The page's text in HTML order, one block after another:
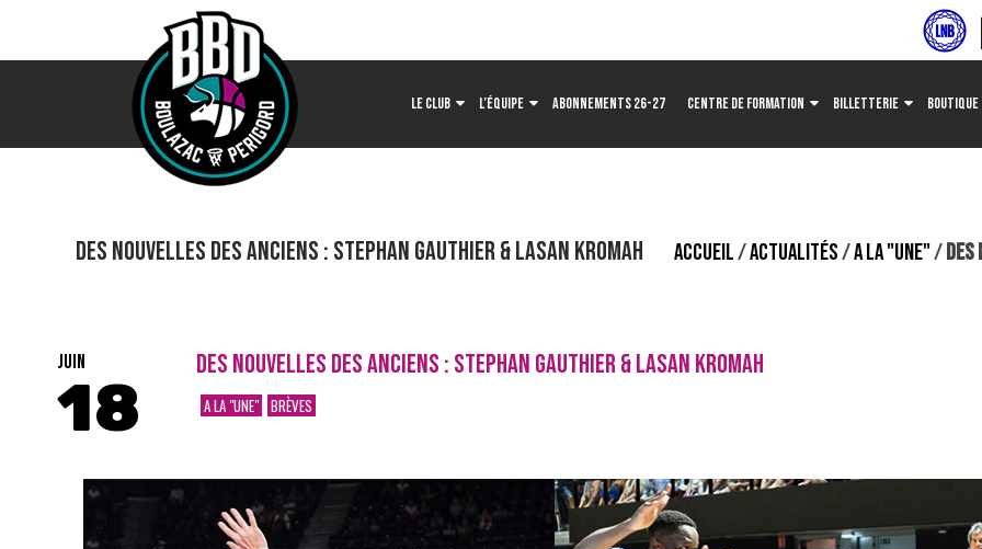
LE CLUB L’ÉQUIPE ABONNEMENTS 26-27 CENTRE DE FORMATION BILLETTERIE BOUTIQUE
DES NOUVELLES DES ANCIENS : STEPHAN GAUTHIER & LASAN KROMAH ACCUEIL/ACTUALITÉS/A LA "UNE"/
JUIN
18
DES NOUVELLES DES ANCIENS : STEPHAN GAUTHIER & LASAN KROMAH
A LA "UNE" BRÈVES